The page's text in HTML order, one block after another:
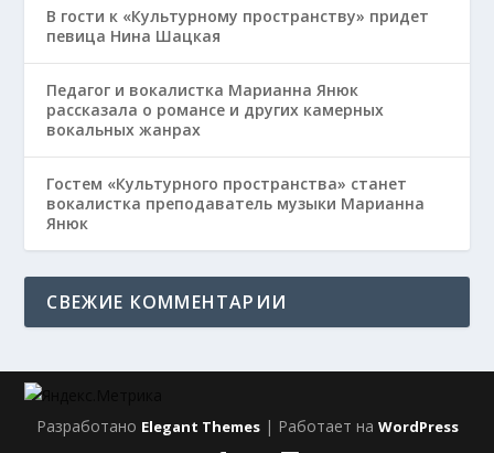
В гости к «Культурному пространству» придет
певица Нина Шацкая
Педагог и вокалистка Марианна Янюк
рассказала о романсе и других камерных
вокальных жанрах
Гостем «Культурного пространства» станет
вокалистка преподаватель музыки Марианна
Янюк
СВЕЖИЕ КОММЕНТАРИИ
Разработано Elegant Themes| Работает на WordPress